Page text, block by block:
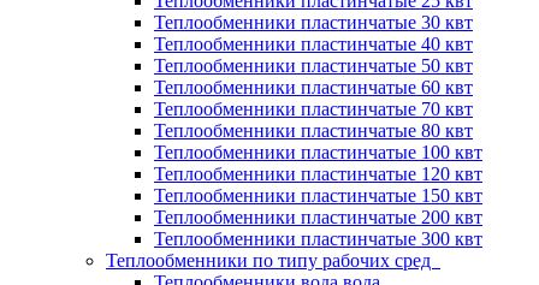
Теплообменники пластинчатые 30 квт
Теплообменники пластинчатые 40 квт
Теплообменники пластинчатые 50 квт
Теплообменники пластинчатые 60 квт
Теплообменники пластинчатые 70 квт
Теплообменники пластинчатые 80 квт
Теплообменники пластинчатые 100 квт
Теплообменники пластинчатые 120 квт
Теплообменники пластинчатые 150 квт
Теплообменники пластинчатые 200 квт
Теплообменники пластинчатые 300 квт
Теплообменники по типу рабочих сред